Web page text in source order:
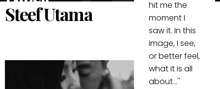
Steef Utama
hit me the
moment I
saw it. In this
image, I see,
or better feel,
what it is all
about...''